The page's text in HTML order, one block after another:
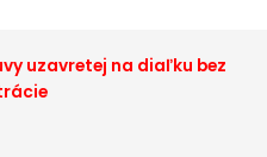
uzavretej na diaľku bez